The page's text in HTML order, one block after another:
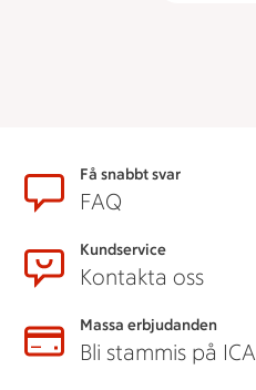
SidfotFå snabbt svar
FAQ
Kundservice
Kontakta oss
Massa erbjudanden
Bli stammis på ICA